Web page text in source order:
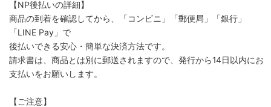
【NP後払いの詳細】
商品の到着を確認してから、「コンビニ」「郵便局」「銀行」
「LINE Pay」で
後払いできる安心・簡単な決済方法です。
請求書は、商品とは別に郵送されますので、発行から14日以内にお
支払いをお願いします。
【ご注意】